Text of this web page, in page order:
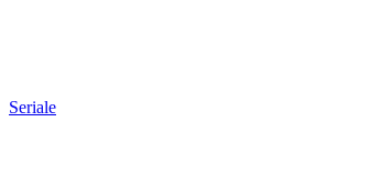
Seriale